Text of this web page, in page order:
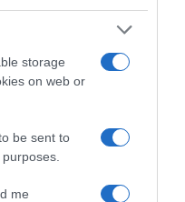
storage
on web or
be sent to
me
και με τους ίδιους